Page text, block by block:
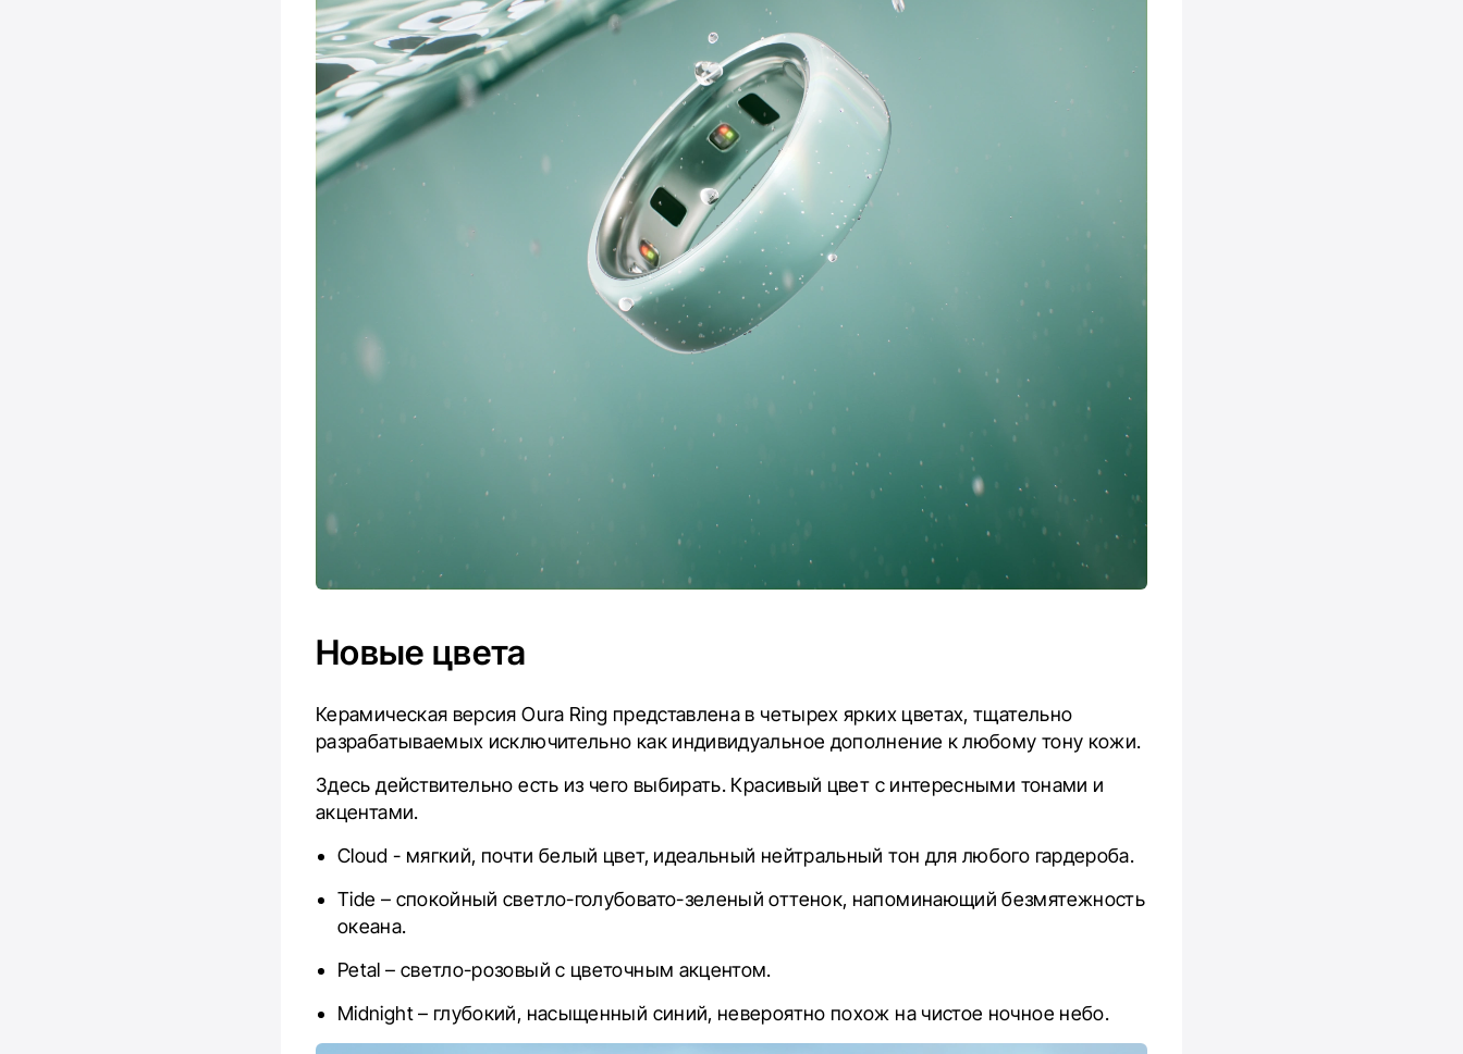
Новые цвета
Керамическая версия Oura Ring представлена ​​в четырех ярких цветах, тщательно
разрабатываемых исключительно как индивидуальное дополнение к любому тону кожи.
Здесь действительно есть из чего выбирать. Красивый цвет с интересными тонами и
акцентами.
Cloud - мягкий, почти белый цвет, идеальный нейтральный тон для любого гардероба.
Tide – спокойный светло-голубовато-зеленый оттенок, напоминающий безмятежность
океана.
Petal – светло-розовый с цветочным акцентом.
Midnight – глубокий, насыщенный синий, невероятно похож на чистое ночное небо.